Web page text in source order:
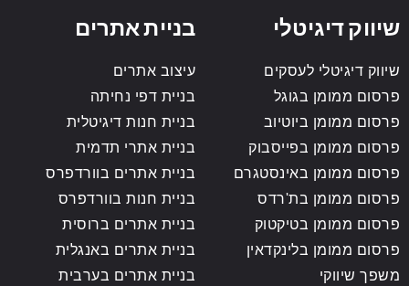
שיווק דיגיטלי
שיווק דיגיטלי לעסקים
פרסום ממומן בגוגל
פרסום ממומן ביוטיוב
פרסום ממומן בפייסבוק
פרסום ממומן באינסטגרם
פרסום ממומן בת'רדס
פרסום ממומן בטיקטוק
פרסום ממומן בלינקדאין
משפך שיווקי
בניית אתרים
עיצוב אתרים
בניית דפי נחיתה
בניית חנות דיגיטלית
בניית אתרי תדמית
בניית אתרים בוורדפרס
בניית חנות בוורדפרס
בניית אתרים ברוסית
בניית אתרים באנגלית
בניית אתרים בערבית